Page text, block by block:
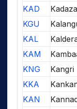
KAD
KGU
KAL
KAM
KNG
Kangri
KKA
KAN